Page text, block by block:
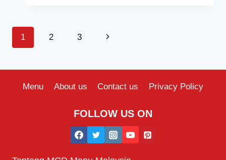
TERKINI
Page
1 2 3
Next
Menu About us Contact us Privacy Policy
FOLLOW US ON